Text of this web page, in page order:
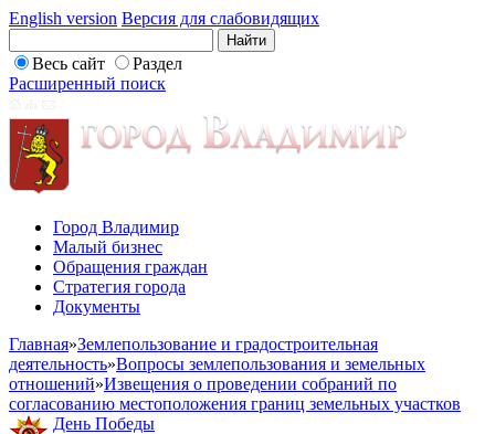
English version Версия для слабовидящих
Весь сайт
Раздел
Расширенный поиск
Город Владимир
Малый бизнес
Обращения граждан
Стратегия города
Документы
Главная»Землепользование и градостроительная
деятельность»Вопросы землепользования и земельных
отношений»Извещения о проведении собраний по
согласованию местоположения границ земельных участков
День Победы